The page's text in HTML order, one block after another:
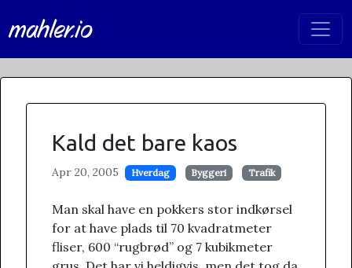
mahler.io
Kald det bare kaos
Apr 20, 2005 Hverdag Byggeri Trafik
Man skal have en pokkers stor indkørsel
for at have plads til 70 kvadratmeter
fliser, 600 “rugbrød” og 7 kubikmeter